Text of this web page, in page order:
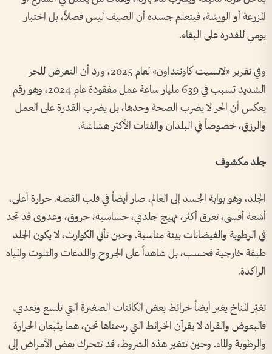
المزرعة أو الورشة، فيتعلم جسده أن الصيف ليس فصلاً، بل اختبار
يومي للقدرة على البقاء.
وفي تقرير «لانسيت كاونتداون» لعام 2025، ورد أن التعرض للحر
الشديد تسبب في 639 مليار ساعة عمل مفقودة عام 2024، وهو رقم
يعكس أن الحر لا يضرب الصحة وحدها، بل يضرب القدرة على العمل
والرزق، خصوصاً في البلدان والفئات الأكثر هشاشة.
جلد مكشوف
الجلد، وهو بوابة الجسد إلى العالم، صار أيضاً في قلب القصة. حرارة أعلى،
أشعة أقسى، تعرق أكثر، تهيج جلدي، حساسية، حروق، وعدوى قد تجد
في الرطوبة والفيضانات بيئة مناسبة. وحين تأتي الكوارث، لا يكون الجلد
طبقة خارجية فحسب، بل شاهداً على الجروح واللدغات والتلوث والمياه
الراكدة.
تغيّر المناخ يغير أيضاً خرائط بعض الكائنات الصغيرة التي تلسع وتعدي.
فالبعوض والقراد لا يقرآن الخرائط التي رسمناها نحن، هما يتبعان الحرارة
والرطوبة والماء. وحين تتغير هذه الشروط، قد تتحرك بعض الأمراض إلى